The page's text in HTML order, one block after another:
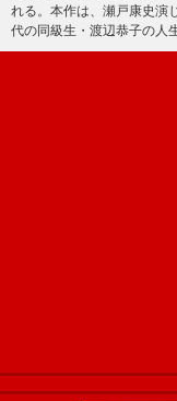
れる。本作は、瀬戸康史演
代の同級生・渡辺恭子の人